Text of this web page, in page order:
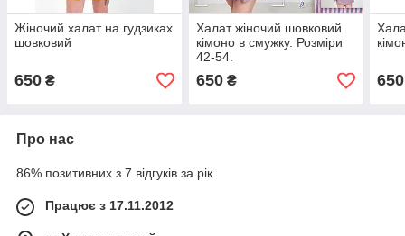
Жіночий халат на гудзиках
шовковий
650 ₴
Халат жіночий шовковий
кімоно в смужку. Розміри
42-54.
650₴ 650
Про нас
86% позитивних з 7 відгуків за рік
Працює з 17.11.2012